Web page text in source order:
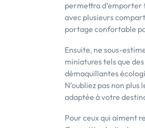
permettra d’emporter
avec plusieurs
portage confortable
Ensuite, ne sous-
miniatures tels que
démaquillantes
N’oubliez pas non
adaptée à votre
Pour ceux qui aiment